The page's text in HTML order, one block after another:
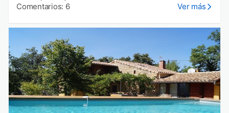
Comentarios: 6
Ver más